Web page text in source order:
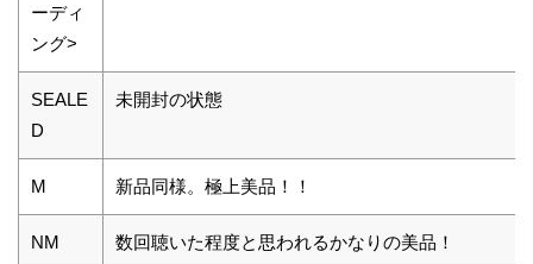
ーディ
ング>
SEALE
D
未開封の状態
M 新品同様。極上美品！！
NM 数回聴いた程度と思われるかなりの美品！